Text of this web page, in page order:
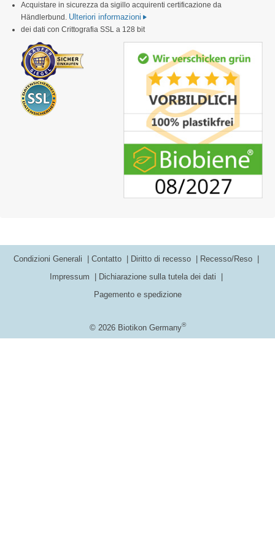
Acquistare in sicurezza da sigillo acquirenti certificazione da
Händlerbund. Ulteriori informazioni
dei dati con Crittografia SSL a 128 bit
© 2026 Biotikon Germany®
Condizioni Generali Contatto Diritto di recesso
Recesso/Reso
Impressum
Dichiarazione sulla tutela dei dati
Pagemento e spedizione